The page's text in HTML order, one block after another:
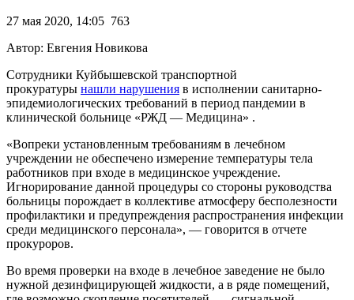
27 мая 2020, 14:05 763
Автор: Евгения Новикова
Сотрудники Куйбышевской транспортной
прокуратуры нашли нарушения в исполнении санитарно-
эпидемиологических требований в период пандемии в
клинической больнице «РЖД — Медицина» .
«Вопреки установленным требованиям в лечебном
учреждении не обеспечено измерение температуры тела
работников при входе в медицинское учреждение.
Игнорирование данной процедуры со стороны руководства
больницы порождает в коллективе атмосферу бесполезности
профилактики и предупреждения распространения инфекции
среди медицинского персонала», — говорится в отчете
прокуроров.
Во время проверки на входе в лечебное заведение не было
нужной дезинфицирующей жидкости, а в ряде помещений,